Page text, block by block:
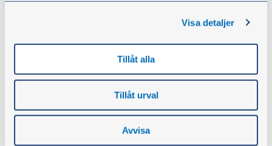
Visa detaljer
Tillåt alla
Tillåt urval
Avvisa